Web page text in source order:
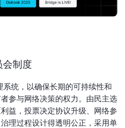
制度
系统，以确保长期的可持续性和
参与网络决策的权力。由民主选
益，投票决定协议升级、网络参
理过程设计得透明公正，采用单